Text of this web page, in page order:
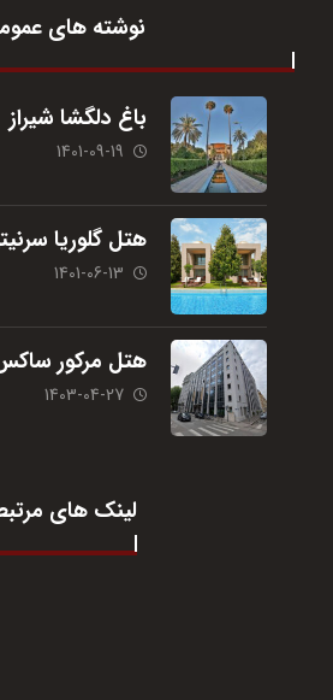
نوشته های
باغ دلگشا شیراز
1401-09-19
هتل گلوریا
1401-06-13
هتل مرکور
1403-04-27
لینک های